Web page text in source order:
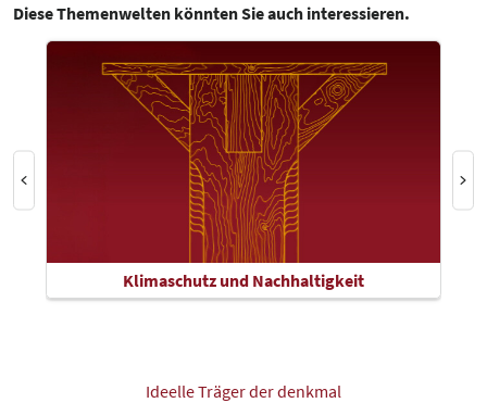
Diese Themenwelten könnten Sie auch interessieren.
Klimaschutz und Nachhaltigkeit
Ideelle Träger der denkmal